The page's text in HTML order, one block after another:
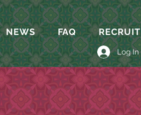
NEWS FAQ RECRUIT
Log In